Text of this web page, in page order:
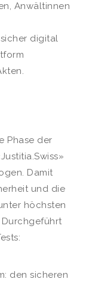
Anwältinnen
digital
Phase der
Damit
und die
höchsten
den sicheren